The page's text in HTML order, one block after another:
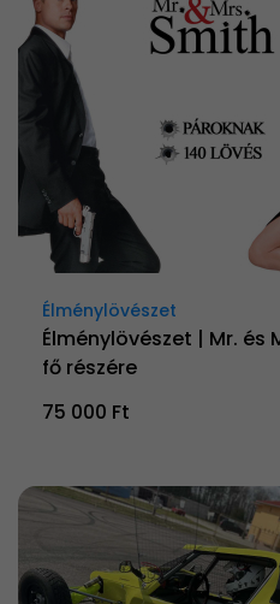
Élménylövészet
Élménylövészet | Mr. és
fő részére
75 000 Ft